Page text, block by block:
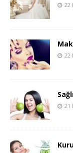
22
22
21